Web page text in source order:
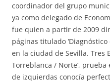
coordinador del grupo
ya como delegado de
fue quien a partir de 2009
páginas titulado
en la ciudad de Sevilla. Tres
Torreblanca / Norte’,
de izquierdas conocía